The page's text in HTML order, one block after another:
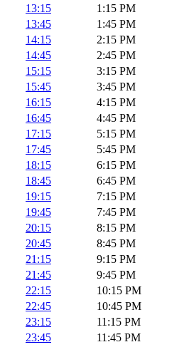
13:15
1:15 PM
13:45
1:45 PM
14:15
2:15 PM
14:45
2:45 PM
15:15
3:15 PM
15:45
3:45 PM
16:15
4:15 PM
16:45
4:45 PM
17:15
5:15 PM
17:45
5:45 PM
18:15
6:15 PM
18:45
6:45 PM
19:15
7:15 PM
19:45
7:45 PM
20:15
8:15 PM
20:45
8:45 PM
21:15
9:15 PM
21:45
9:45 PM
22:15
10:15 PM
22:45
10:45 PM
23:15
11:15 PM
23:45 11:45 PM